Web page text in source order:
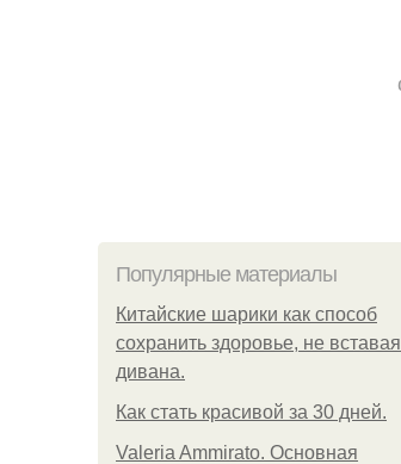
Популярные материалы
Китайские шарики как способ
сохранить здоровье, не
дивана.
Как стать красивой за 30 дней.
Valeria Ammirato. Основная